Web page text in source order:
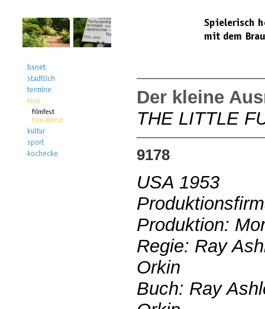
Der kleine
THE LITTLE
9178
USA 1953
Produktion:
Regie: Ray
Orkin
Buch: Ray